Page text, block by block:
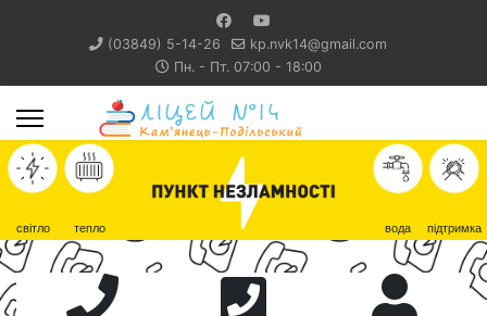
(03849) 5-14-26
kp.nvk14@gmail.com
Пн. - Пт. 07:00 - 18:00
світло тепло вода підтримка